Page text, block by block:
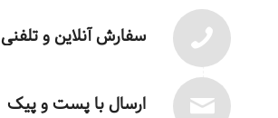
سفارش آنلاین و تلفنی
ارسال با پست و پیک